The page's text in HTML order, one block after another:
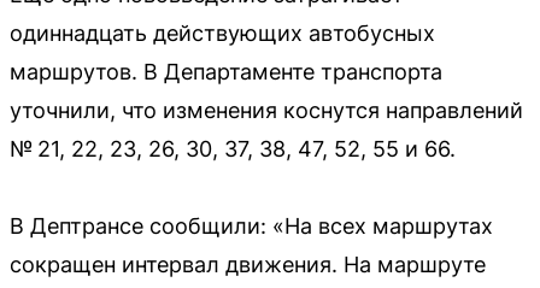
одиннадцать действующих автобусных
маршрутов. В Департаменте транспорта
уточнили, что изменения коснутся направлений
№ 21, 22, 23, 26, 30, 37, 38, 47, 52, 55 и 66.
В Дептрансе сообщили: «На всех маршрутах
сокращен интервал движения. На маршруте